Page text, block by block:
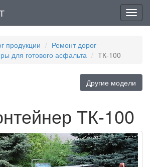
Меню
продукции
Ремонт дорог
для готового асфальта
ТК-100
Другие модели
ТК-100